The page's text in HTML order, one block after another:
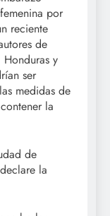
por
reciente
de
y
ser
medidas de
la
de
la